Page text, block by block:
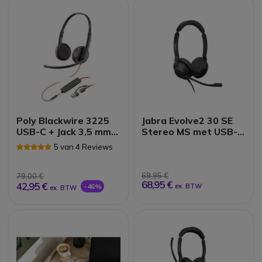
Poly Blackwire 3225
USB-C + Jack 3,5 mm +
USB-C/A adapter
5 van 4 Reviews
79,00 €
42,95 € ex. BTW -46%
Jabra Evolve2 30 SE
Stereo MS met USB-
69,95 €
68,95 € ex. BTW